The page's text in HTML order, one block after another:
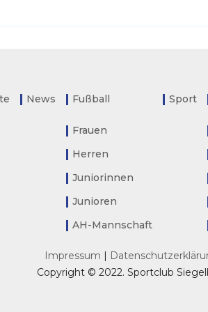
News Fußball
Frauen
Herren
Juniorinnen
Junioren
AH-Mannschaft
Sport
Impressum
Copyright © 2022. Sportclub